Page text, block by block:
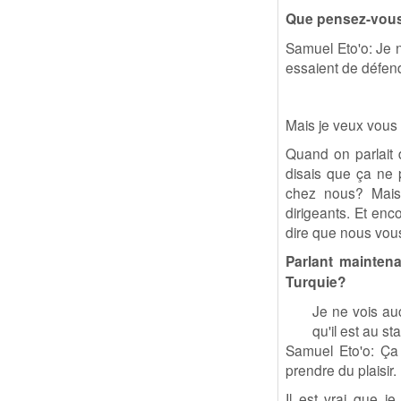
Que pensez-
Samuel Eto'o: Je
essaient de
Mais je veux
Quand on parlait
disais que ça ne
chez nous?
dirigeants. Et
dire que nous
Parlant
Turquie?
Je ne vois
qu'il est au
Samuel Eto'o:
prendre du plaisir.